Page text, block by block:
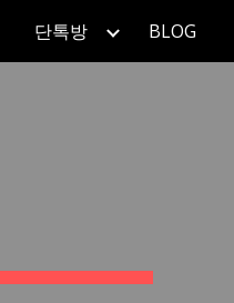
단톡방 BLOG